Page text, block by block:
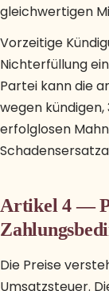
gleichwertigen
Vorzeitige
Nichterfüllung
Partei kann die
wegen
erfolglosen
Artikel 4 —
Die Preise
Umsatzsteuer.